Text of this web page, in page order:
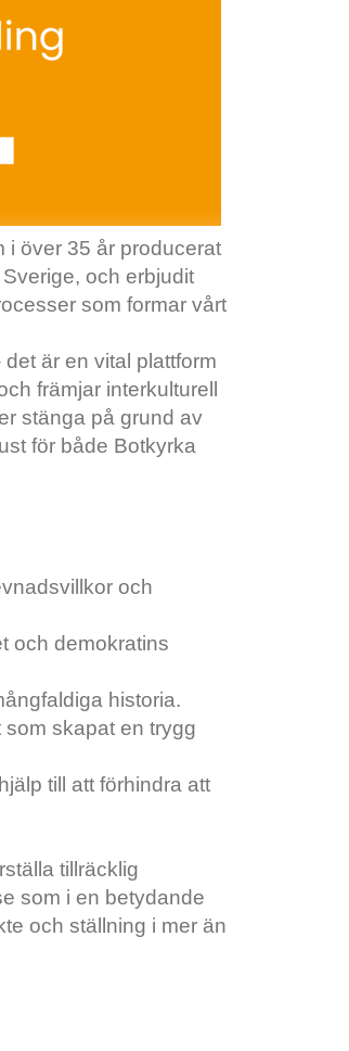
i över 35 år producerat
och erbjudit
som formar vårt
är en vital plattform
främjar interkulturell
stänga på grund av
för både Botkyrka
och
och demokratins
historia.
skapat en trygg
till att förhindra att
tillräcklig
som i en betydande
och ställning i mer än